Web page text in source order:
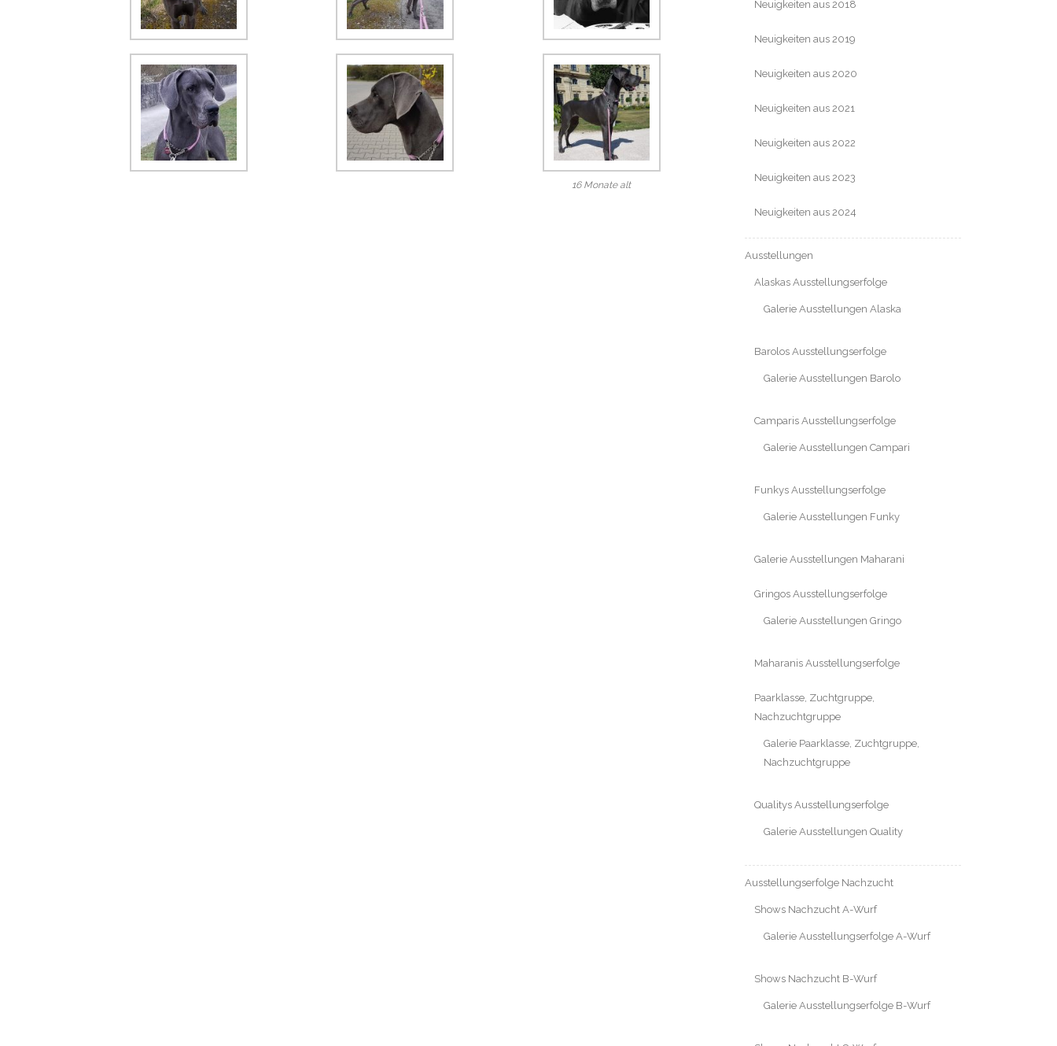
16 Monate alt
Neuigkeiten aus 2018
Neuigkeiten aus 2019
Neuigkeiten aus 2020
Neuigkeiten aus 2021
Neuigkeiten aus 2022
Neuigkeiten aus 2023
Neuigkeiten aus 2024
Ausstellungen
Alaskas Ausstellungserfolge
Galerie Ausstellungen Alaska
Barolos Ausstellungserfolge
Galerie Ausstellungen Barolo
Camparis Ausstellungserfolge
Galerie Ausstellungen Campari
Funkys Ausstellungserfolge
Galerie Ausstellungen Funky
Galerie Ausstellungen Maharani
Gringos Ausstellungserfolge
Galerie Ausstellungen Gringo
Maharanis Ausstellungserfolge
Paarklasse, Zuchtgruppe,
Nachzuchtgruppe
Galerie Paarklasse, Zuchtgruppe,
Nachzuchtgruppe
Qualitys Ausstellungserfolge
Galerie Ausstellungen Quality
Ausstellungserfolge Nachzucht
Shows Nachzucht A-Wurf
Galerie Ausstellungserfolge A-Wurf
Shows Nachzucht B-Wurf
Galerie Ausstellungserfolge B-Wurf